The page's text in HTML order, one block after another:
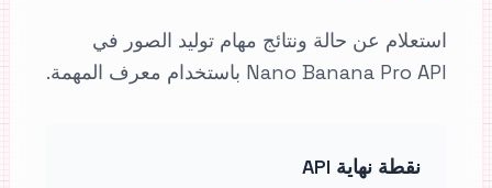
استعلام عن حالة ونتائج مهام توليد الصور في
Nano Banana Pro API باستخدام معرف المهمة.
نقطة نهاية API